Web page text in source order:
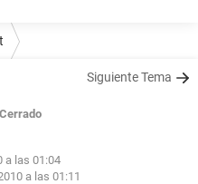
Siguiente Tema
Cerrado
a las 01:04
a las 01:11